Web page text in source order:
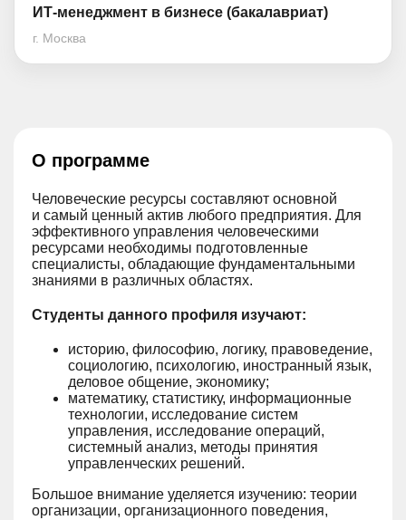
ИТ-менеджмент в бизнесе (бакалавриат)
г. Москва
О программе
Человеческие ресурсы составляют основной
и самый ценный актив любого предприятия. Для
эффективного управления человеческими
ресурсами необходимы подготовленные
специалисты, обладающие фундаментальными
знаниями в различных областях.
Студенты данного профиля изучают:
историю, философию, логику, правоведение,
социологию, психологию, иностранный язык,
деловое общение, экономику;
математику, статистику, информационные
технологии, исследование систем
управления, исследование операций,
системный анализ, методы принятия
управленческих решений.
Большое внимание уделяется изучению: теории
организации, организационного поведения,